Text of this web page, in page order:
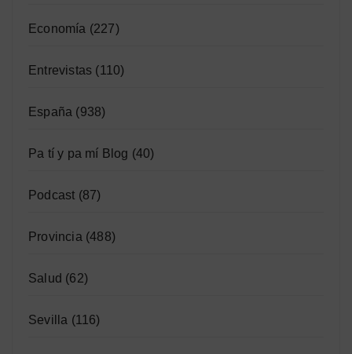
Economía (227)
Entrevistas (110)
España (938)
Pa tí y pa mí Blog (40)
Podcast (87)
Provincia (488)
Salud (62)
Sevilla (116)